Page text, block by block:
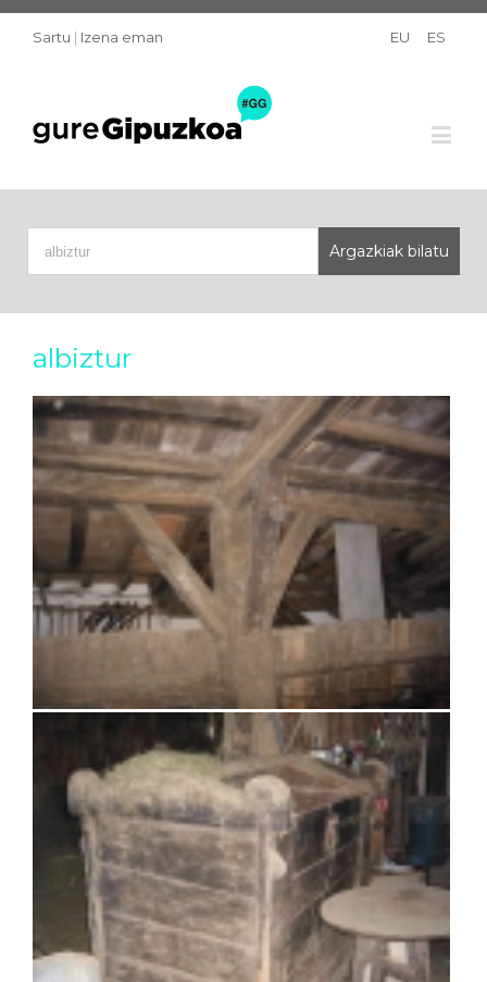
Sartu | Izena eman EU ES
albiztur